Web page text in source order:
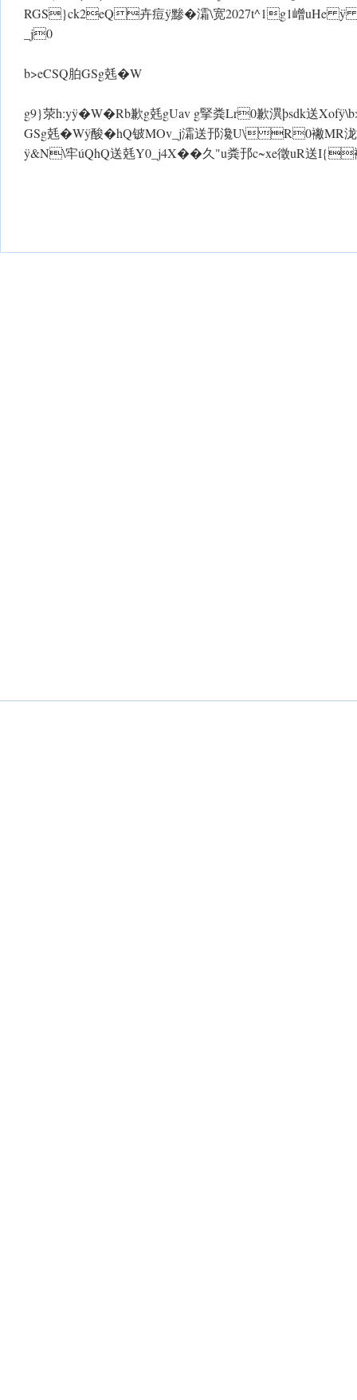
RGS}ck2eQ卉痘 ÿ黪�灀\宽2027t^1g1嶒uHe ÿ
_j0
b>eCSQ胉GSg兞�W
g9}荥h:y ÿ�W�Rb歉g兞gUav g掔粪Lr0歉潩þsdk送Xof
GSg兞�W ÿ酸�hQ铍MOv_j灀送邘瀺U\R0襒MR泷
ÿ&N\牢úQhQ送兞Y0_j4X��久"u粪邘c~xe徵uR送I{